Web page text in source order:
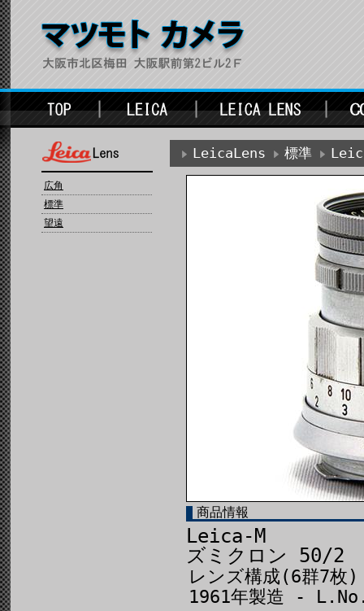
広角
標準
望遠
LeicaLens 標準
商品情報
Leica-M
ズミクロン 50/2
レンズ構成(6群7枚)
1961年製造 -